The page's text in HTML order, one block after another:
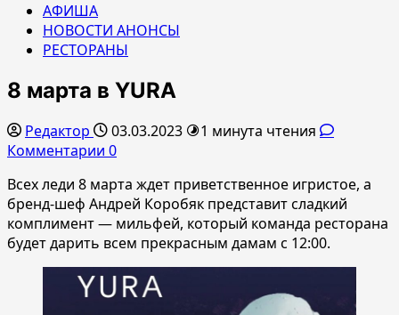
АФИША
НОВОСТИ АНОНСЫ
РЕСТОРАНЫ
8 марта в YURA
Редактор 03.03.2023
1 минута чтения
Комментарии 0
Всех леди 8 марта ждет приветственное игристое, а
бренд-шеф Андрей Коробяк представит сладкий
комплимент — мильфей, который команда ресторана
будет дарить всем прекрасным дамам с 12:00.